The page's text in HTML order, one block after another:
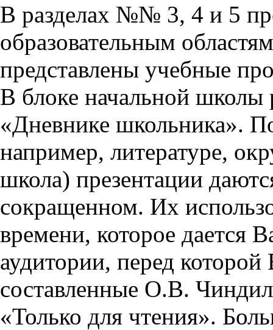
В разделах №№ 3, 4 и 5
образовательным
представлены учебные
В блоке начальной школы
«Дневнике школьника».
например, литературе,
школа) презентации
сокращенном. Их
времени, которое дается
аудитории, перед
составленные О.В.
«Только для чтения».